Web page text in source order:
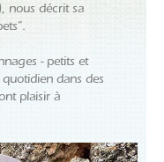
nous décrit sa
- petits et
dans des
plaisir à